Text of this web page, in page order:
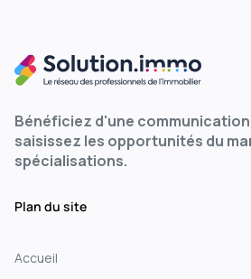
Bénéficiez d'une
saisissez les opportunités du
spécialisations.
Plan du site
Accueil